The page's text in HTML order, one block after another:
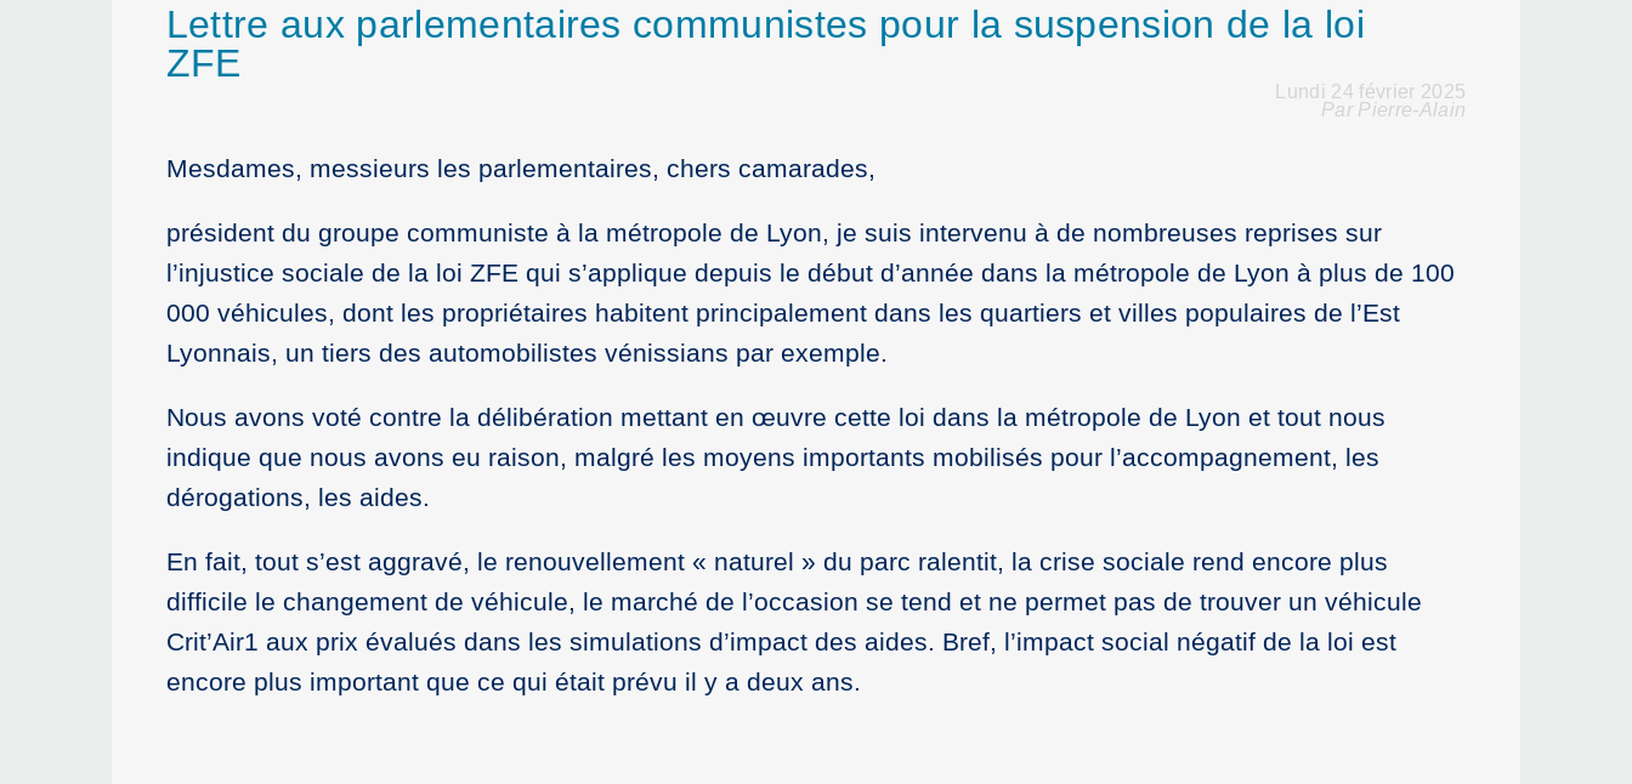
Lettre aux parlementaires communistes pour la suspension de la loi
ZFE
Lundi 24 février 2025
Par Pierre-Alain
Mesdames, messieurs les parlementaires, chers camarades,
président du groupe communiste à la métropole de Lyon, je suis intervenu à de nombreuses reprises sur
l’injustice sociale de la loi ZFE qui s’applique depuis le début d’année dans la métropole de Lyon à plus de 100
000 véhicules, dont les propriétaires habitent principalement dans les quartiers et villes populaires de l’Est
Lyonnais, un tiers des automobilistes vénissians par exemple.
Nous avons voté contre la délibération mettant en œuvre cette loi dans la métropole de Lyon et tout nous
indique que nous avons eu raison, malgré les moyens importants mobilisés pour l’accompagnement, les
dérogations, les aides.
En fait, tout s’est aggravé, le renouvellement « naturel » du parc ralentit, la crise sociale rend encore plus
difficile le changement de véhicule, le marché de l’occasion se tend et ne permet pas de trouver un véhicule
Crit’Air1 aux prix évalués dans les simulations d’impact des aides. Bref, l’impact social négatif de la loi est
encore plus important que ce qui était prévu il y a deux ans.